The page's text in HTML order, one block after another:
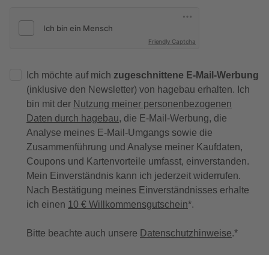
Friendly Captcha
Ich möchte auf mich zugeschnittene E-Mail-Werbung
(inklusive den Newsletter) von hagebau erhalten. Ich
bin mit der Nutzung meiner personenbezogenen
Daten durch hagebau, die E-Mail-Werbung, die
Analyse meines E-Mail-Umgangs sowie die
Zusammenführung und Analyse meiner Kaufdaten,
Coupons und Kartenvorteile umfasst, einverstanden.
Mein Einverständnis kann ich jederzeit widerrufen.
Nach Bestätigung meines Einverständnisses erhalte
ich einen 10 € Willkommensgutschein*.
Bitte beachte auch unsere Datenschutzhinweise.